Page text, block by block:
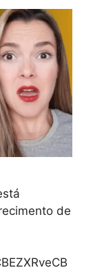
de